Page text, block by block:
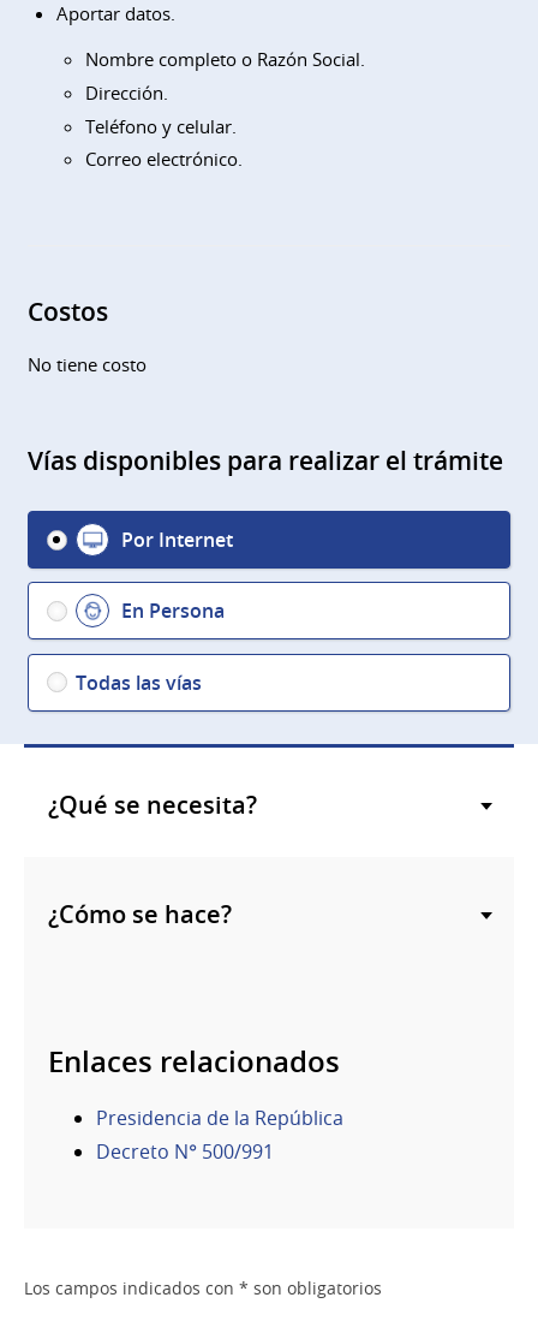
Aportar datos.
Nombre completo o Razón Social.
Dirección.
Teléfono y celular.
Correo electrónico.
Costos
No tiene costo
Vías disponibles para realizar el trámite
Por Internet
En Persona
Todas las vías
¿Qué se necesita?
¿Cómo se hace?
Enlaces relacionados
Presidencia de la República
Decreto N° 500/991
Los campos indicados con * son obligatorios